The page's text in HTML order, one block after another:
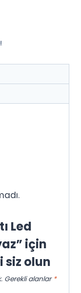
Led
için
siz olun
Gerekli alanlar *